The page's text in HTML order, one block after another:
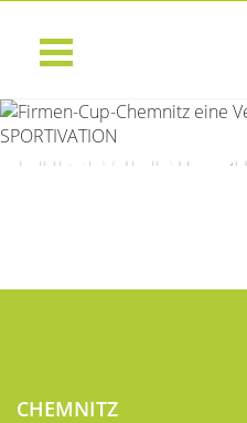
FIRMEN-
Bewegung
CHEMNITZ